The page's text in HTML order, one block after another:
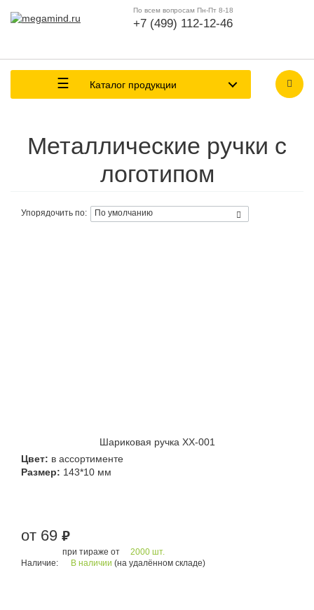
По всем вопросам Пн-Пт 8-18
+7 (499) 112-12-46
Каталог продукции
Металлические ручки с
логотипом
Упорядочить по:
Шариковая ручка XX-001
Цвет: в ассортименте
Размер: 143*10 мм
от 69 руб.
при тираже от
2000 шт.
Наличие:
В наличии (на удалённом складе)